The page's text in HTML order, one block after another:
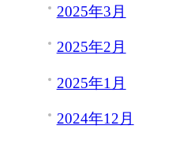
2025年3月
2025年2月
2025年1月
2024年12月